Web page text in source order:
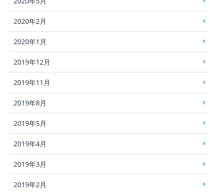
2020年2月
2020年1月
2019年12月
2019年11月
2019年8月
2019年5月
2019年4月
2019年3月
2019年2月